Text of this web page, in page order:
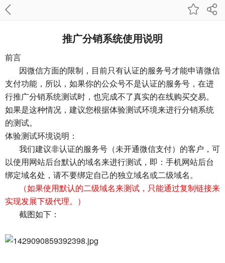
推广分销系统使用说明
前言
因微信方面的限制，目前只有认证的服务号才能申请微信
支付功能，所以，如果你的公众号不是认证的服务号，在进
行推广分销系统测试时，也完成不了真实的在线购买交易。
如果是这种情况，建议您根据体验测试环境来进行分销系统
的测试。
体验测试环境说明：
我们建议非认证的服务号（未开通微信支付）的客户，可
以使用网站后台默认的域名来进行测试，即：手机网站后台
绑定域名处，请不要绑定自己的独立域名或二级域名。
（如果使用默认的二级域名来测试，只能通过复制链接来
实现发展下级代理。）
截图如下：